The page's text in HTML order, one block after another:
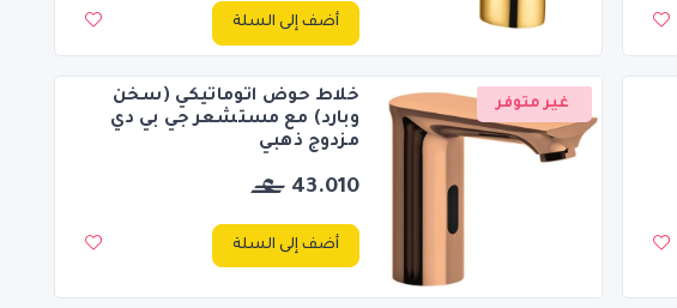
أضف إلى السلة
غير متوفر
خلاط حوض اتوماتيكي (سخن
وبارد) مع مستشعر جي بي دي
مزدوج ذهبي
43.010
أضف إلى السلة